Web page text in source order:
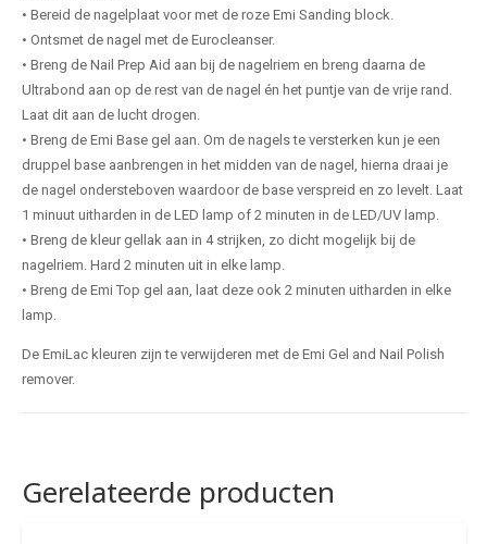
• Bereid de nagelplaat voor met de roze Emi Sanding block.
• Ontsmet de nagel met de Eurocleanser.
• Breng de Nail Prep Aid aan bij de nagelriem en breng daarna de
Ultrabond aan op de rest van de nagel én het puntje van de vrije rand.
Laat dit aan de lucht drogen.
• Breng de Emi Base gel aan. Om de nagels te versterken kun je een
druppel base aanbrengen in het midden van de nagel, hierna draai je
de nagel ondersteboven waardoor de base verspreid en zo levelt. Laat
1 minuut uitharden in de LED lamp of 2 minuten in de LED/UV lamp.
• Breng de kleur gellak aan in 4 strijken, zo dicht mogelijk bij de
nagelriem. Hard 2 minuten uit in elke lamp.
• Breng de Emi Top gel aan, laat deze ook 2 minuten uitharden in elke
lamp.
De EmiLac kleuren zijn te verwijderen met de Emi Gel and Nail Polish
remover.
Gerelateerde producten